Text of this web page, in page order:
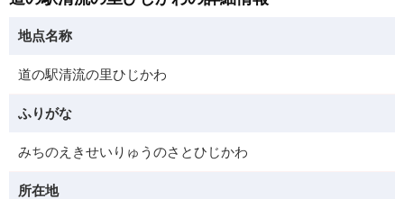
地点名称
道の駅清流の里ひじかわ
ふりがな
みちのえきせいりゅうのさとひじかわ
所在地